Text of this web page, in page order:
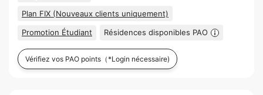
Plan FIX (Nouveaux clients uniquement)
Promotion Étudiant Résidences disponibles PAO
Vérifiez vos PAO points （*Login nécessaire)